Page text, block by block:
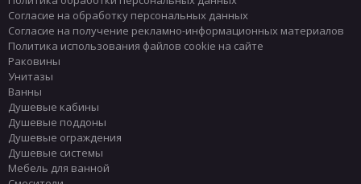
Согласие на обработку персональных данных
Согласие на получение рекламно-информационных материалов
Политика использования файлов cookie на сайте
Раковины
Унитазы
Ванны
Душевые кабины
Душевые поддоны
Душевые ограждения
Душевые системы
Мебель для ванной